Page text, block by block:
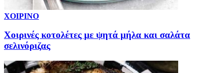
ΧΟΙΡΙΝΟ
Χοιρινές κοτολέτες με ψητά μήλα και σαλάτα
σελινόριζας